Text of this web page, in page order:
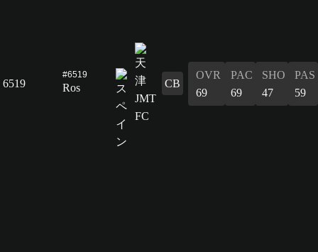
6519
#6519
Ros CB
OVR
69
PAC
69
SHO
47
PAS
59